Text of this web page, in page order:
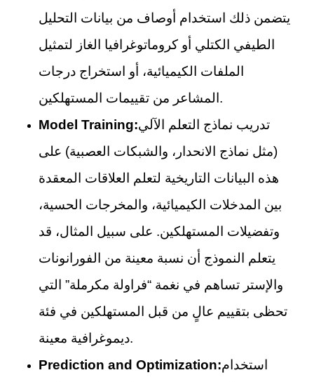
يتضمن ذلك استخدام أوصاف من بيانات التحليل
الطيفي الكتلي أو كروماتوغرافيا الغاز لتمثيل
الملفات الكيميائية، أو استخراج درجات
المشاعر من تقييمات المستهلكين.
Model Training:تدريب نماذج التعلم الآلي
(مثل نماذج الانحدار، والشبكات العصبية) على
هذه البيانات التاريخية لتعلم العلاقات المعقدة
بين المدخلات الكيميائية، والمخرجات الحسية،
وتفضيلات المستهلكين. على سبيل المثال، قد
يتعلم النموذج أن نسبة معينة من الفورانونات
والإستر تساهم في نغمة “فراولة مكرملة” التي
تحظى بتقييم عالٍ من قبل المستهلكين في فئة
ديموغرافية معينة.
Prediction and Optimization:استخدام